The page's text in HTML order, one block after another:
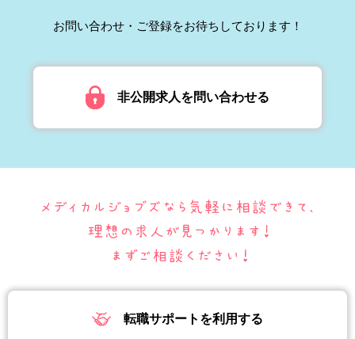
お問い合わせ・ご登録をお待ちしております！
非公開求人を問い合わせる
転職サポートを利用する